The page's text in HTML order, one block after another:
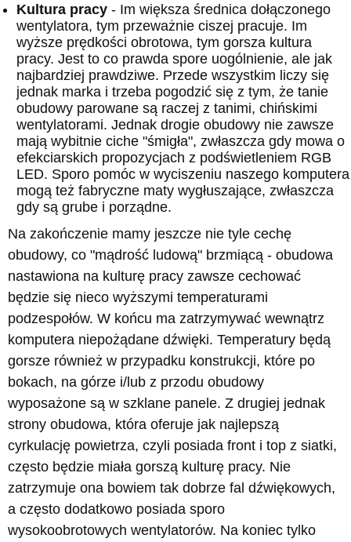
Kultura pracy - Im większa średnica dołączonego
wentylatora, tym przeważnie ciszej pracuje. Im
wyższe prędkości obrotowa, tym gorsza kultura
pracy. Jest to co prawda spore uogólnienie, ale jak
najbardziej prawdziwe. Przede wszystkim liczy się
jednak marka i trzeba pogodzić się z tym, że tanie
obudowy parowane są raczej z tanimi, chińskimi
wentylatorami. Jednak drogie obudowy nie zawsze
mają wybitnie ciche "śmigła", zwłaszcza gdy mowa o
efekciarskich propozycjach z podświetleniem RGB
LED. Sporo pomóc w wyciszeniu naszego komputera
mogą też fabryczne maty wygłuszające, zwłaszcza
gdy są grube i porządne.
Na zakończenie mamy jeszcze nie tyle cechę
obudowy, co "mądrość ludową" brzmiącą - obudowa
nastawiona na kulturę pracy zawsze cechować
będzie się nieco wyższymi temperaturami
podzespołów. W końcu ma zatrzymywać wewnątrz
komputera niepożądane dźwięki. Temperatury będą
gorsze również w przypadku konstrukcji, które po
bokach, na górze i/lub z przodu obudowy
wyposażone są w szklane panele. Z drugiej jednak
strony obudowa, która oferuje jak najlepszą
cyrkulację powietrza, czyli posiada front i top z siatki,
często będzie miała gorszą kulturę pracy. Nie
zatrzymuje ona bowiem tak dobrze fal dźwiękowych,
a często dodatkowo posiada sporo
wysokoobrotowych wentylatorów. Na koniec tylko